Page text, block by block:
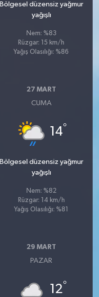
Bölgesel düzensiz yağmur
yağışlı
Nem: %83
Rüzgar: 15 km/h
Yağış Olasılığı: %86
27 MART
CUMA
14°
Bölgesel düzensiz yağmur
yağışlı
Nem: %82
Rüzgar: 14 km/h
Yağış Olasılığı: %81
29 MART
PAZAR
12°